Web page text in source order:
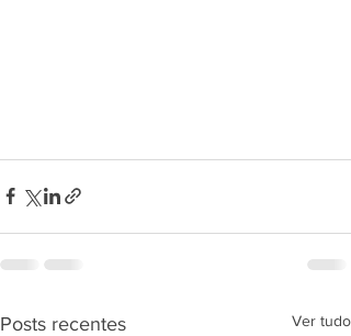
Posts recentes Ver tudo